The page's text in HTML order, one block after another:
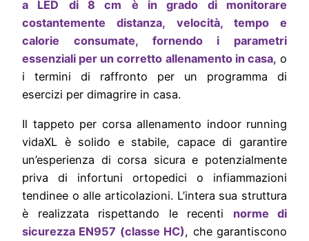
a LED di 8 cm
è in grado di monitorare
costantemente distanza, velocità, tempo e
calorie consumate, fornendo i parametri
essenziali per un corretto allenamento in casa, o
i termini di raffronto per un programma di
esercizi per dimagrire in casa.
Il tappeto per corsa allenamento indoor running
vidaXL è solido e stabile, capace di garantire
un’esperienza di corsa sicura e potenzialmente
priva di infortuni ortopedici o infiammazioni
tendinee o alle articolazioni. L’intera sua struttura
è realizzata rispettando le recenti norme di
sicurezza EN957 (classe HC), che garantiscono